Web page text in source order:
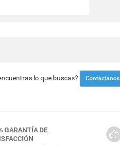
lo que buscas? Contáctanos
GARANTÍA DE